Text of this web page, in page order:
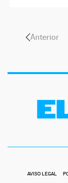
Anterior
AVISO LEGAL